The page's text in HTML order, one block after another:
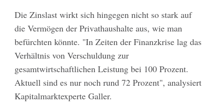
Die Zinslast wirkt sich hingegen nicht so stark auf
die Vermögen der Privathaushalte aus, wie man
befürchten könnte. "In Zeiten der Finanzkrise lag das
Verhältnis von Verschuldung zur
gesamtwirtschaftlichen Leistung bei 100 Prozent.
Aktuell sind es nur noch rund 72 Prozent", analysiert
Kapitalmarktexperte Galler.